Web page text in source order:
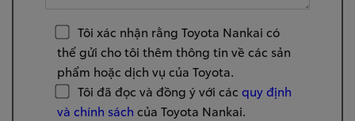
Tôi xác nhận rằng Toyota Nankai có
thể gửi cho tôi thêm thông tin về các sản
phẩm hoặc dịch vụ của Toyota.
Tôi đã đọc và đồng ý với các quy định
và chính sách của Toyota Nankai.